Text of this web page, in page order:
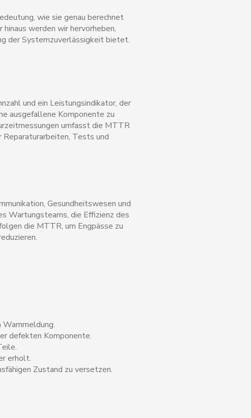
wie sie genau berechnet
werden wir hervorheben,
der Systemzuverlässigkeit bietet.
und ein Leistungsindikator, der
ausgefallene Komponente zu
umfasst die MTTR
Reparaturarbeiten, Tests und
Gesundheitswesen und
Wartungsteams, die Effizienz des
die MTTR, um Engpässe zu
defekten Komponente.
erholt.
Zustand zu versetzen.